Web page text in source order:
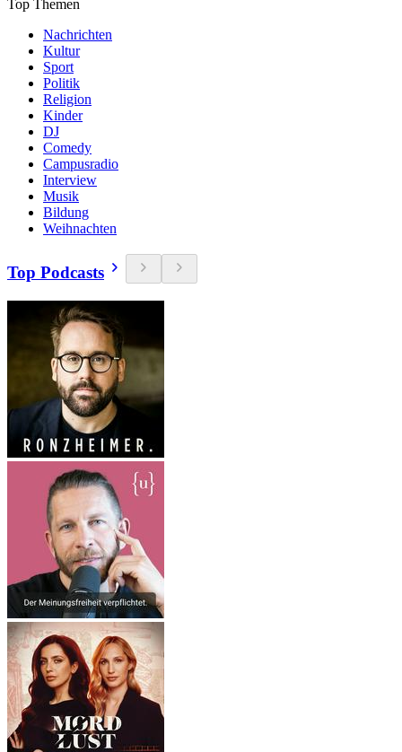
Top Themen
Nachrichten
Kultur
Sport
Politik
Religion
Kinder
DJ
Comedy
Campusradio
Interview
Musik
Bildung
Weihnachten
Top Podcasts